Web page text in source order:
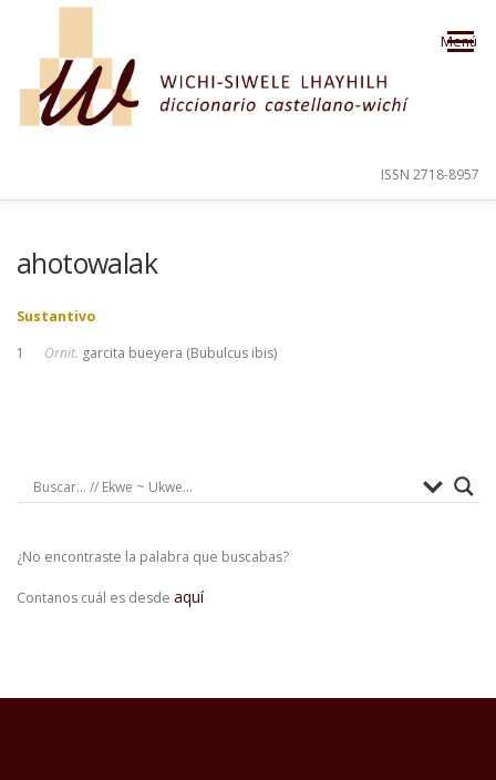
Saltar al contenido
Menú
ORDEN ALFABÉTICO
ISSN 2718-8957
ahotowalak
Sustantivo
1 Ornit. garcita bueyera (Bubulcus ibis)
¿No encontraste la palabra que buscabas?
Contanos cuál es desde aquí